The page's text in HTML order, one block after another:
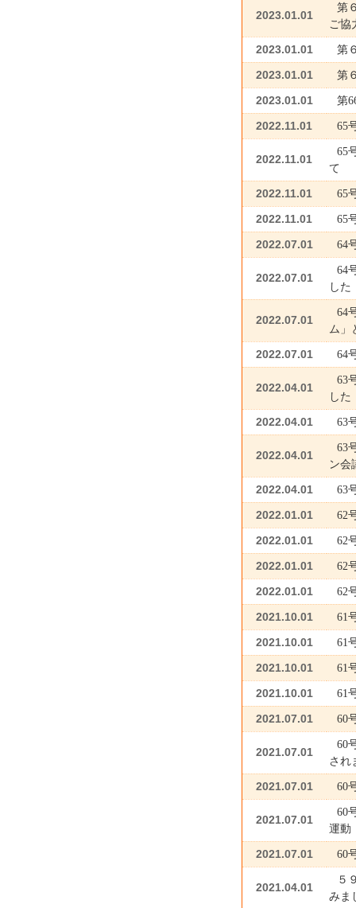
2023.01.01
第
ご協
2023.01.01 第
2023.01.01 第
2023.01.01 第
2022.11.01 65
2022.11.01
65
て
2022.11.01 65
2022.11.01 65
2022.07.01 64
2022.07.01
64
した
2022.07.01
64
ム」
2022.07.01 64
2022.04.01
63
した
2022.04.01 63
2022.04.01
63
ン会
2022.04.01 63
2022.01.01 62
2022.01.01 62
2022.01.01 62
2022.01.01 62
2021.10.01 61
2021.10.01 61
2021.10.01 61
2021.10.01 61
2021.07.01 60
2021.07.01
60
され
2021.07.01 60
2021.07.01
60
運動
2021.07.01 60
2021.04.01
５
みま